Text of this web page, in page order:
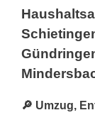
🔎 Umzug,